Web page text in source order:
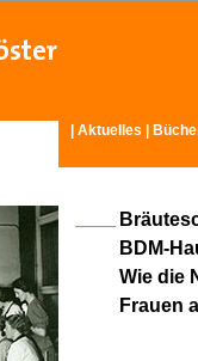
Aktuelles
BDM-
Wie die
Frauen